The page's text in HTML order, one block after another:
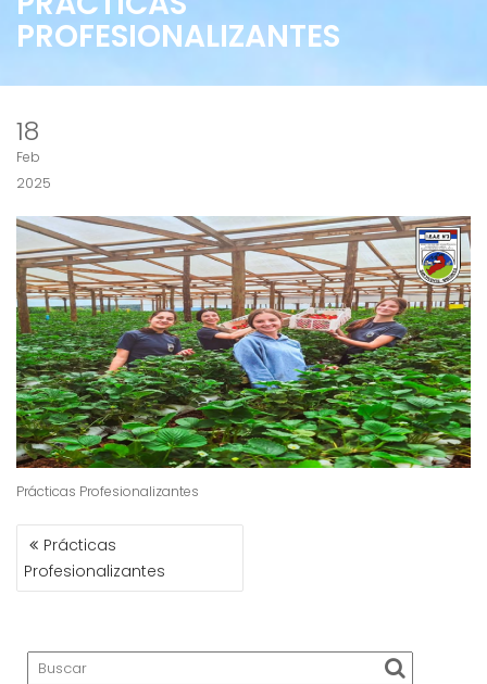
PROFESIONALIZANTES
18
Feb
2025
Prácticas Profesionalizantes
NAVEGACIÓN
DE
ENTRADAS
Prácticas
Profesionalizantes